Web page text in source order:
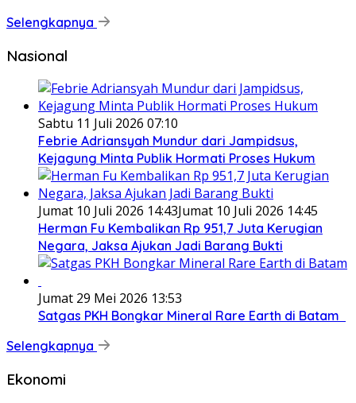
Selengkapnya
Nasional
Sabtu 11 Juli 2026 07:10
Febrie Adriansyah Mundur dari Jampidsus,
Kejagung Minta Publik Hormati Proses Hukum
Jumat 10 Juli 2026 14:43Jumat 10 Juli 2026 14:45
Herman Fu Kembalikan Rp 951,7 Juta Kerugian
Negara, Jaksa Ajukan Jadi Barang Bukti
Jumat 29 Mei 2026 13:53
Satgas PKH Bongkar Mineral Rare Earth di Batam
Selengkapnya
Ekonomi